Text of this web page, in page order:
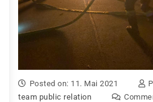
Posted on: 11. Mai 2021
team public relation